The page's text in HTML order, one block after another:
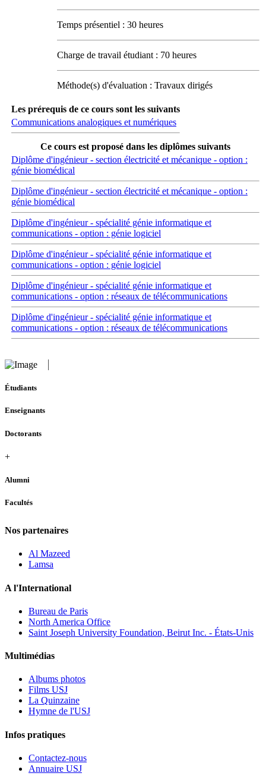
Temps présentiel : 30 heures
Charge de travail étudiant : 70 heures
Méthode(s) d'évaluation : Travaux dirigés
Les prérequis de ce cours sont les suivants
Communications analogiques et numériques
Ce cours est proposé dans les diplômes suivants
Diplôme d'ingénieur - section électricité et mécanique - option :
génie biomédical
Diplôme d'ingénieur - section électricité et mécanique - option :
génie biomédical
Diplôme d'ingénieur - spécialité génie informatique et
communications - option : génie logiciel
Diplôme d'ingénieur - spécialité génie informatique et
communications - option : génie logiciel
Diplôme d'ingénieur - spécialité génie informatique et
communications - option : réseaux de télécommunications
Diplôme d'ingénieur - spécialité génie informatique et
communications - option : réseaux de télécommunications
Étudiants
Enseignants
Doctorants
+
Alumni
Facultés
Nos partenaires
Al Mazeed
Lamsa
A l'International
Bureau de Paris
North America Office
Saint Joseph University Foundation, Beirut Inc. - États-Unis
Multimédias
Albums photos
Films USJ
La Quinzaine
Hymne de l'USJ
Infos pratiques
Contactez-nous
Annuaire USJ